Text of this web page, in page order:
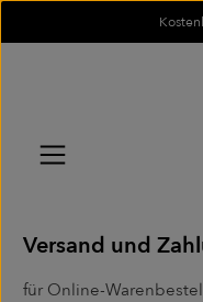
Zum Hauptinhalt springen
Versand und
für Online-